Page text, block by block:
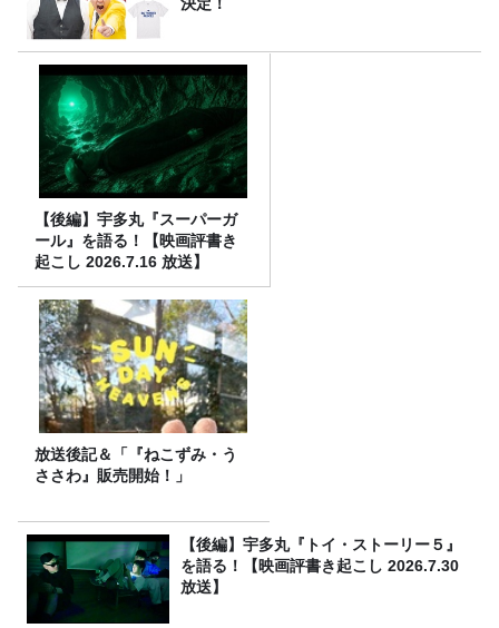
決定！
【後編】宇多丸『スーパーガ
ール』を語る！【映画評書き
起こし 2026.7.16 放送】
放送後記＆「『ねこずみ・う
ささわ』販売開始！」
【後編】宇多丸『トイ・ストーリー５』
を語る！【映画評書き起こし 2026.7.30
放送】